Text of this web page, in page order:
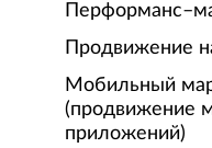
Продвижение
Мобильный
(продвижение
приложений)